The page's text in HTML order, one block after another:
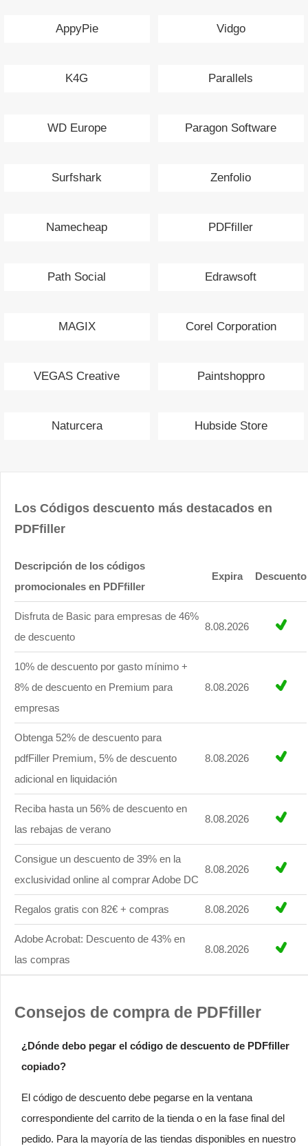
AppyPie Vidgo
K4G Parallels
WD Europe Paragon Software
Surfshark Zenfolio
Namecheap PDFfiller
Path Social Edrawsoft
MAGIX Corel Corporation
VEGAS Creative Paintshoppro
Naturcera Hubside Store
Los Códigos descuento más destacados en
PDFfiller
Descripción de los códigos
promocionales en PDFfiller
Expira Descuento
Disfruta de Basic para empresas de 46%
de descuento
8.08.2026
10% de descuento por gasto mínimo +
8% de descuento en Premium para
empresas
8.08.2026
Obtenga 52% de descuento para
pdfFiller Premium, 5% de descuento
adicional en liquidación
8.08.2026
Reciba hasta un 56% de descuento en
las rebajas de verano
8.08.2026
Consigue un descuento de 39% en la
exclusividad online al comprar Adobe DC
8.08.2026
Regalos gratis con 82€ + compras 8.08.2026
Adobe Acrobat: Descuento de 43% en
las compras
8.08.2026
Consejos de compra de PDFfiller
¿Dónde debo pegar el código de descuento de PDFfiller
copiado?
El código de descuento debe pegarse en la ventana
correspondiente del carrito de la tienda o en la fase final del
pedido. Para la mayoría de las tiendas disponibles en nuestro